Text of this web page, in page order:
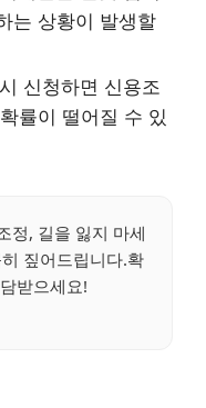
는 상황이 발생할
신청하면 신용조
률이 떨어질 수 있
정, 길을 잃지 마세
짚어드립니다.확
받으세요!